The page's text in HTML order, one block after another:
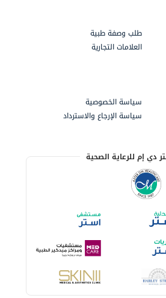
طلب وصفة طبية
العلامات التجارية
سياسة الخصوصية
سياسة الإرجاع والاسترداد
دي إم للرعاية الصحية